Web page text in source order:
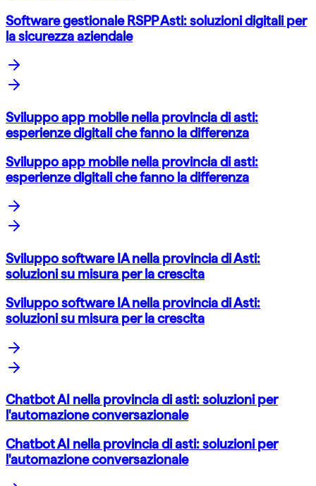
Software gestionale RSPP Asti: soluzioni digitali per
la sicurezza aziendale
Sviluppo app mobile nella provincia di asti:
esperienze digitali che fanno la differenza
Sviluppo app mobile nella provincia di asti:
esperienze digitali che fanno la differenza
Sviluppo software IA nella provincia di Asti:
soluzioni su misura per la crescita
Sviluppo software IA nella provincia di Asti:
soluzioni su misura per la crescita
Chatbot AI nella provincia di asti: soluzioni per
l'automazione conversazionale
Chatbot AI nella provincia di asti: soluzioni per
l'automazione conversazionale